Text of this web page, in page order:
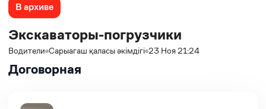
В архиве
Экскаваторы-погрузчики
Водители Сарыагаш қаласы әкімдігі 23 Ноя 21:24
Договорная